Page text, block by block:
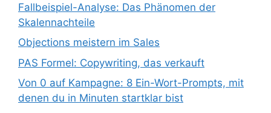
Fallbeispiel-Analyse: Das Phänomen der
Skalennachteile
Objections meistern im Sales
PAS Formel: Copywriting, das verkauft
Von 0 auf Kampagne: 8 Ein-Wort-Prompts, mit
denen du in Minuten startklar bist